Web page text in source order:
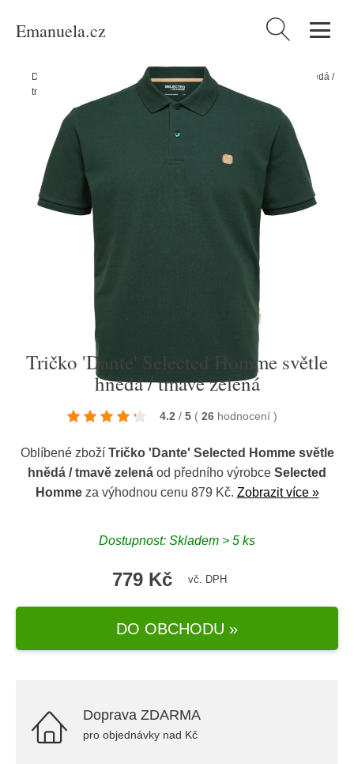
Emanuela.cz Vyhledávání
Domů
Tričko 'Dante' Selected Homme světle hnědá /
tmavě zelená
Tričko 'Dante' Selected Homme světle
hnědá / tmavě zelená
4.2 / 5 ( 26 hodnocení )
Oblíbené zboží Tričko 'Dante' Selected Homme světle
hnědá / tmavě zelená od předního výrobce Selected
Hommeza výhodnou cenu 879 Kč. Zobrazit více »
Dostupnost: Skladem > 5 ks
779 Kč vč. DPH
DO OBCHODU »
Doprava ZDARMA
pro objednávky nad Kč